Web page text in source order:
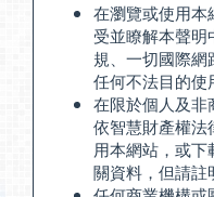
在瀏覽或使用本
受並瞭解本聲
規、一切國際
任何不法目的使
在限於個人及非
依智慧財產權法
用本網站，或
關資料，但請註